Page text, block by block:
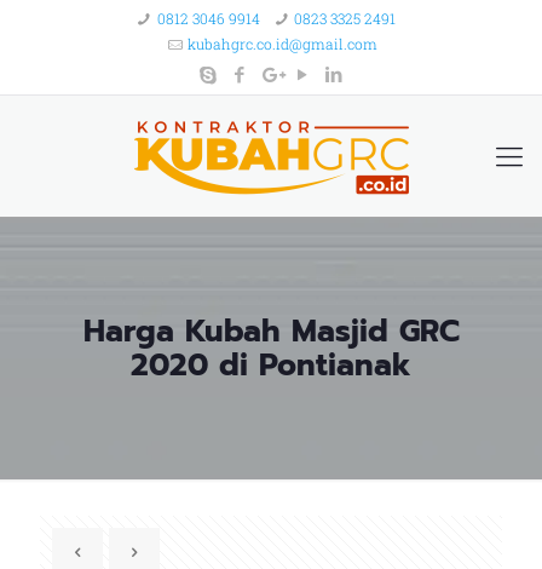
0812 3046 9914
0823 3325 2491
kubahgrc.co.id@gmail.com
Harga Kubah Masjid GRC
2020 di Pontianak